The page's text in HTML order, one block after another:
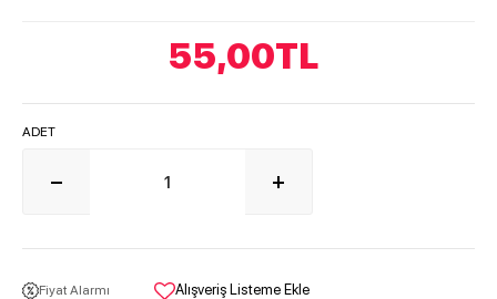
55,00TL
ADET
Fiyat Alarmı Alışveriş Listeme Ekle